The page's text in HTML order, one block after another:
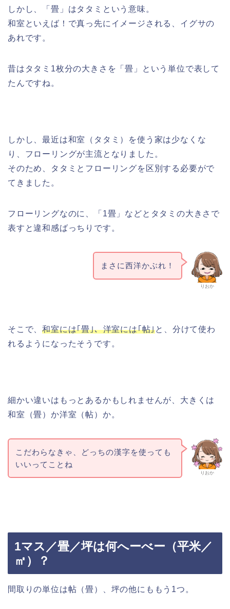
しかし、「畳」はタタミという意味。
和室といえば！で真っ先にイメージされる、イグサの
あれです。
昔はタタミ1枚分の大きさを「畳」という単位で表して
たんですね。
しかし、最近は和室（タタミ）を使う家は少なくな
り、フローリングが主流となりました。
そのため、タタミとフローリングを区別する必要がで
てきました。
フローリングなのに、「1畳」などとタタミの大きさで
表すと違和感ばっちりです。
りおか
まさに西洋かぶれ！
そこで、和室には｢畳｣、洋室には｢帖｣と、分けて使わ
れるようになったそうです。
細かい違いはもっとあるかもしれませんが、大きくは
和室（畳）か洋室（帖）か。
りおか
こだわらなきゃ、どっちの漢字を使っても
いいってことね
1マス／畳／坪は何へーべー（平米／
㎡）？
間取りの単位は帖（畳）、坪の他にももう1つ。